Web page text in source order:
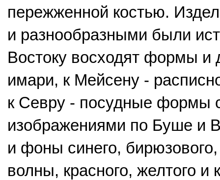
пережженной костью.
и разнообразными были
Востоку восходят формы и
имари, к Мейсену -
к Севру - посудные формы
изображениями по Буше и
и фоны синего,
волны, красного, желтого и